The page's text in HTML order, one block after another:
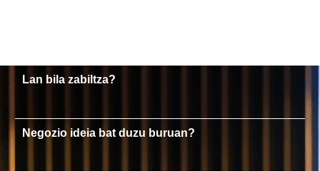
Lan bila zabiltza?
Negozio ideia bat duzu buruan?